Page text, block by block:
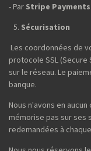
- Par Stripe Payments
Sécurisation
Les coordonnées de
protocole SSL
sur le réseau. Le
banque.
Nous n'avons en
mémorise pas sur ses
redemandées à